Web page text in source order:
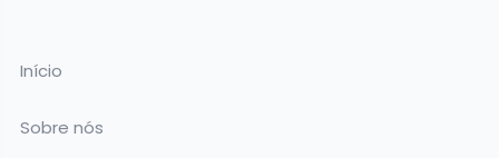
Início
Sobre nós